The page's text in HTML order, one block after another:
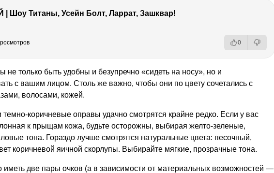
Шоу Титаны, Усейн Болт, Ларрат, Зашквар!
0
не только быть удобны и безупречно «сидеть на носу», но и
с вашим лицом. Столь же важно, чтобы они по цвету сочетались с
волосами, кожей.
коричневые оправы удачно смотрятся крайне редко. Если у вас
к прыщам кожа, будьте осторожны, выбирая желто-зеленые,
тона. Гораздо лучше смотрятся натуральные цвета: песочный,
коричневой яичной скорлупы. Выбирайте мягкие, прозрачные тона.
иметь две пары очков (а в зависимости от материальных возможностей —